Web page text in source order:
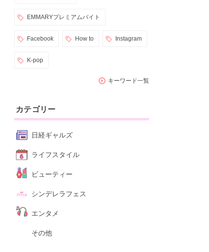
EMMARYプレミアムバイト
Facebook How to Instagram
K-pop
キーワード一覧
カテゴリー
日経ギャルズ
ライフスタイル
ビューティー
シンデレラフェス
エンタメ
その他